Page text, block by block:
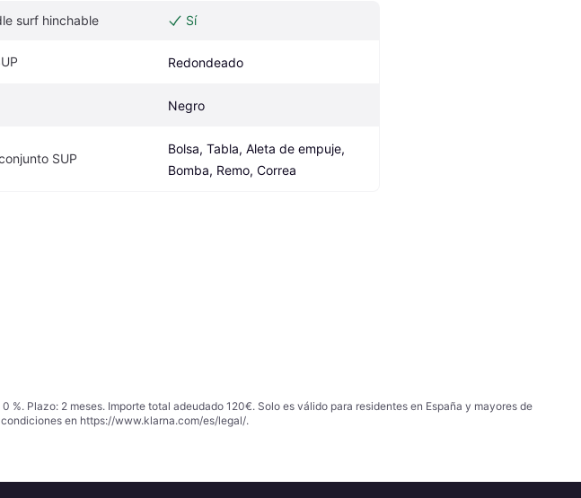
surf hinchable Sí
Redondeado
Negro
SUP
Bolsa, Tabla, Aleta de empuje,
Bomba, Remo, Correa
Plazo: 2 meses. Importe total adeudado 120€. Solo es válido para residentes en España y mayores de
en https://www.klarna.com/es/legal/.